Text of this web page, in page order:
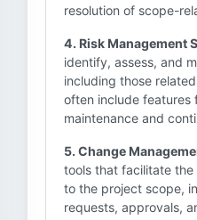
resolution of scope-
4. Risk Management
identify, assess, and
including those
often include features
maintenance and
5. Change
tools that facilitate
to the project scope,
requests, approvals,